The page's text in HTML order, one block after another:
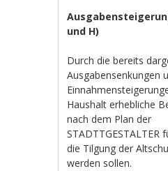
und H)
Durch die bereits
Ausgabensenkungen
Haushalt erhebliche
nach dem Plan der
STADTTGESTALTER
die Tilgung der
werden sollen.